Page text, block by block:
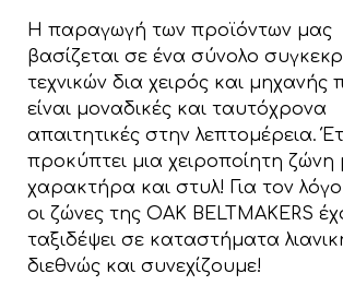
Η παραγωγή των προϊόντων μας
βασίζεται σε ένα σύνολο
τεχνικών δια χειρός και μηχανής
είναι μοναδικές και ταυτόχρονα
απαιτητικές στην λεπτομέρεια.
προκύπτει μια χειροποίητη ζώνη
χαρακτήρα και στυλ! Για τον
οι ζώνες της OAK BELTMAKERS
ταξιδέψει σε καταστήματα
διεθνώς και συνεχίζουμε!